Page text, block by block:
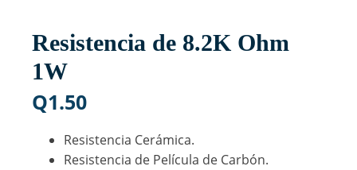
Resistencia de 8.2K Ohm
1W
Q1.50
Resistencia Cerámica.
Resistencia de Película de Carbón.